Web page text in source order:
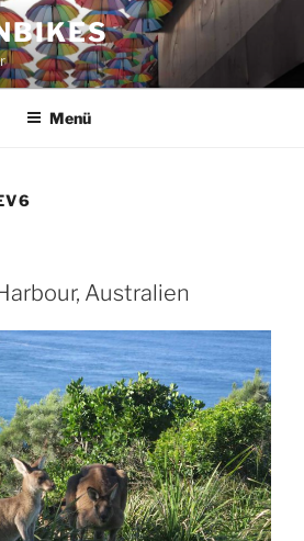
Menü
Australien